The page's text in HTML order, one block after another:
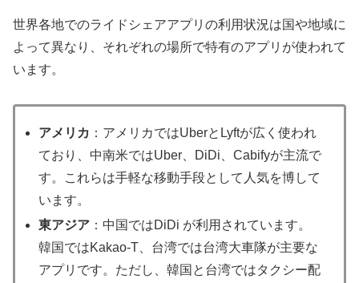
世界各地でのライドシェアアプリの利用状況は国や地域に
よって異なり、それぞれの場所で特有のアプリが使われて
います。
アメリカ ：アメリカではUberとLyftが広く使われ
ており、中南米ではUber、DiDi、Cabifyが主流で
す。これらは手軽な移動手段として人気を博して
います。
東アジア ：中国ではDiDi が利用されています。
韓国ではKakao-T、台湾では台湾大車隊が主要な
アプリです。ただし、韓国と台湾ではタクシー配